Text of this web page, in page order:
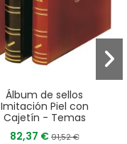
Álbum de sellos
Imitación Piel con
Cajetín - Temas
82,37 €91,52 €